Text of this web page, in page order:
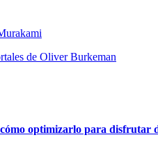
de Oliver Burkeman
optimizarlo para disfrutar